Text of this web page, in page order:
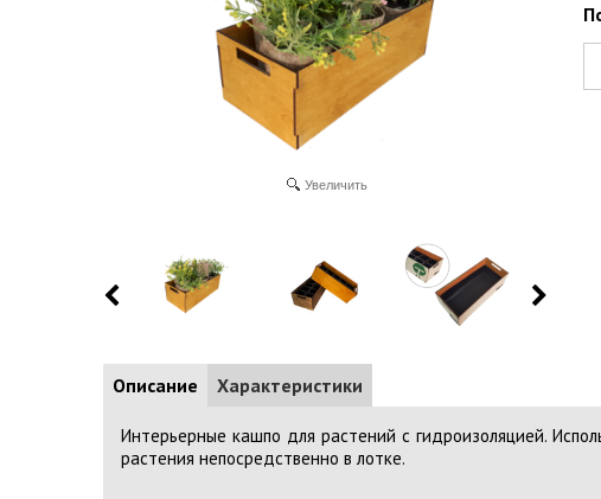
Увеличить
Описание Характеристики
Интерьерные кашпо для растений с гидроизоляцией.
растения непосредственно в лотке.